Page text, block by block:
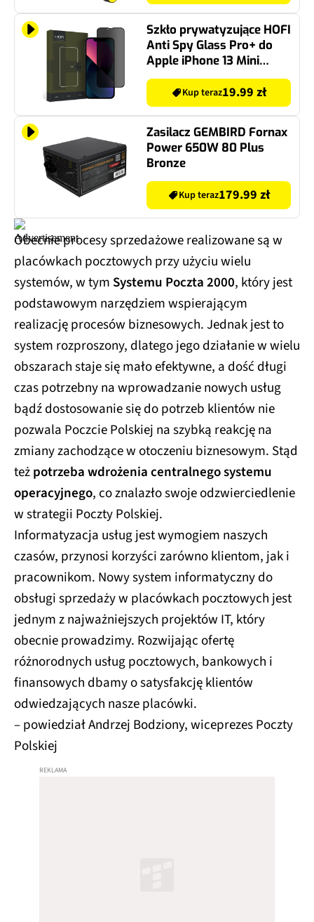
Szkło prywatyzujące HOFI
Anti Spy Glass Pro+ do
Apple iPhone 13 Mini
Privacy
Kup teraz19.99 zł
Zasilacz GEMBIRD Fornax
Power 650W 80 Plus
Bronze
Kup teraz179.99 zł
Obecnie procesy sprzedażowe realizowane są w
placówkach pocztowych przy użyciu wielu
systemów, w tym Systemu Poczta 2000, który jest
podstawowym narzędziem wspierającym
realizację procesów biznesowych. Jednak jest to
system rozproszony, dlatego jego działanie w wielu
obszarach staje się mało efektywne, a dość długi
czas potrzebny na wprowadzanie nowych usług
bądź dostosowanie się do potrzeb klientów nie
pozwala Poczcie Polskiej na szybką reakcję na
zmiany zachodzące w otoczeniu biznesowym. Stąd
teżpotrzeba wdrożenia centralnego systemu
operacyjnego, co znalazło swoje odzwierciedlenie
w strategii Poczty Polskiej.
Informatyzacja usług jest wymogiem naszych
czasów, przynosi korzyści zarówno klientom, jak i
pracownikom. Nowy system informatyczny do
obsługi sprzedaży w placówkach pocztowych jest
jednym z najważniejszych projektów IT, który
obecnie prowadzimy. Rozwijając ofertę
różnorodnych usług pocztowych, bankowych i
finansowych dbamy o satysfakcję klientów
odwiedzających nasze placówki.
– powiedział Andrzej Bodziony, wiceprezes Poczty
Polskiej